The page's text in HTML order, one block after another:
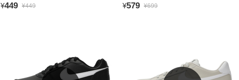
¥449 ¥449 ¥579 ¥699